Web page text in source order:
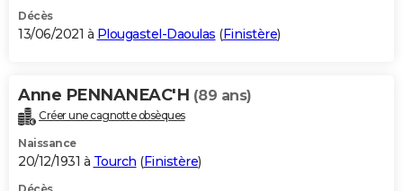
Décès
13/06/2021 à Plougastel-Daoulas (Finistère)
Anne PENNANEAC'H (89 ans)
Créer une cagnotte obsèques
Naissance
20/12/1931 à Tourch (Finistère)